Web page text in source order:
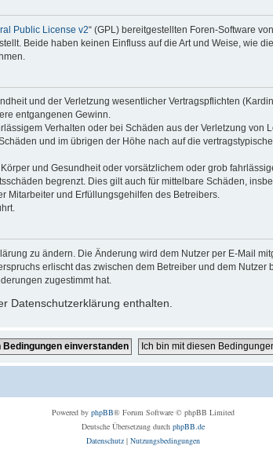
Public License v2“ (GPL) bereitgestellten Foren-Software
Beide haben keinen Einfluss auf die Art und Weise, wie
und der Verletzung wesentlicher Vertragspflichten
entgangenen Gewinn.
Verhalten oder bei Schäden aus der Verletzung
und im übrigen der Höhe nach auf die
und Gesundheit oder vorsätzlichem oder grob
begrenzt. Dies gilt auch für mittelbare Schäden,
Mitarbeiter und Erfüllungsgehilfen des Betreibers.
zu ändern. Die Änderung wird dem Nutzer per E-Mail
erlischt das zwischen dem Betreiber und dem Nutzer
zugestimmt hat.
Datenschutzerklärung enthalten.
Powered by phpBB® Forum Software © phpBB Limited
Deutsche Übersetzung durch phpBB.de
Datenschutz| Nutzungsbedingungen